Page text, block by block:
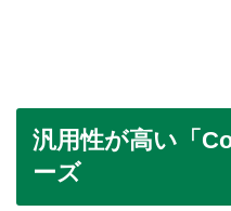
汎用性が高い「
ーズ